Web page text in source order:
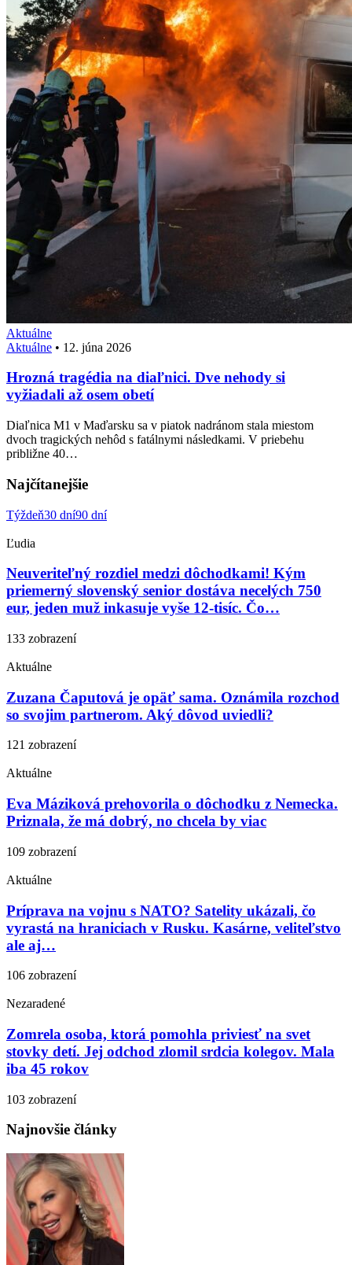
Aktuálne
Aktuálne • 12. júna 2026
Hrozná tragédia na diaľnici. Dve nehody si
vyžiadali až osem obetí
Diaľnica M1 v Maďarsku sa v piatok nadránom stala miestom
dvoch tragických nehôd s fatálnymi následkami. V priebehu
približne 40…
Najčítanejšie
Týždeň30 dní90 dní
Ľudia
Neuveriteľný rozdiel medzi dôchodkami! Kým
priemerný slovenský senior dostáva necelých 750
eur, jeden muž inkasuje vyše 12-tisíc. Čo…
133 zobrazení
Aktuálne
Zuzana Čaputová je opäť sama. Oznámila rozchod
so svojim partnerom. Aký dôvod uviedli?
121 zobrazení
Aktuálne
Eva Máziková prehovorila o dôchodku z Nemecka.
Priznala, že má dobrý, no chcela by viac
109 zobrazení
Aktuálne
Príprava na vojnu s NATO? Satelity ukázali, čo
vyrastá na hraniciach v Rusku. Kasárne, veliteľstvo
ale aj…
106 zobrazení
Nezaradené
Zomrela osoba, ktorá pomohla priviesť na svet
stovky detí. Jej odchod zlomil srdcia kolegov. Mala
iba 45 rokov
103 zobrazení
Najnovšie články